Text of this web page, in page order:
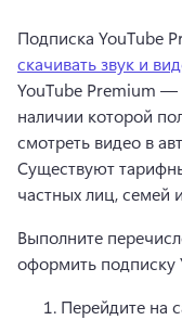
Подписка YouTube
скачивать звук и
YouTube Premium —
наличии которой
Существуют
частных лиц, семей
Выполните
оформить подписку
Перейдите на